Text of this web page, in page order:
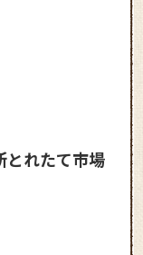
とれたて市場